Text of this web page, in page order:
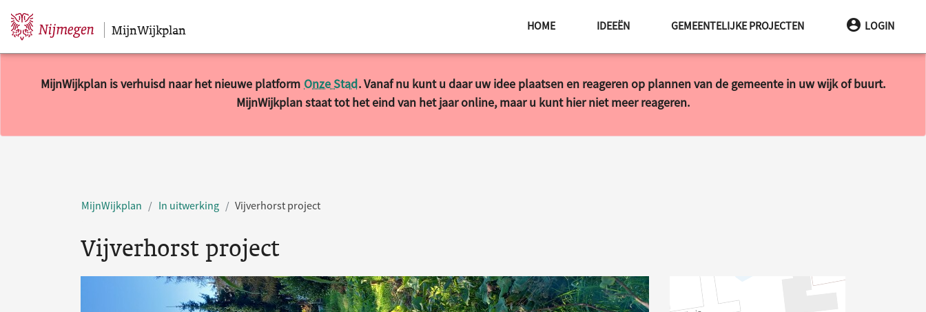
Sla navigatie over MijnWijkplan HOME IDEEËN GEMEENTELIJKE PROJECTEN LOGIN
MijnWijkplan is verhuisd naar het nieuwe platform Onze Stad. Vanaf nu kunt u daar uw idee plaatsen en reageren op plannen van de gemeente in uw wijk of buurt.
MijnWijkplan staat tot het eind van het jaar online, maar u kunt hier niet meer reageren.
MijnWijkplan In uitwerking Vijverhorst project
Vijverhorst project